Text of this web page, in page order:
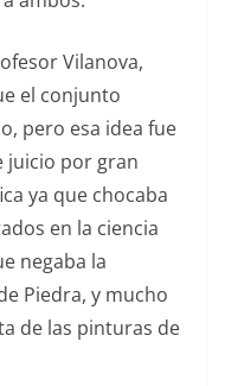
Vilanova,
el conjunto
pero esa idea fue
juicio por gran
ya que chocaba
en la ciencia
negaba la
Piedra, y mucho
de las pinturas de